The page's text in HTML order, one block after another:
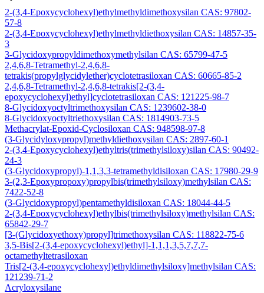
2-(3,4-Epoxycyclohexyl)ethylmethyldimethoxysilan CAS: 97802-
57-8
2-(3,4-Epoxycyclohexyl)ethylmethyldiethoxysilan CAS: 14857-35-
3
3-Glycidoxypropyldimethoxymethylsilan CAS: 65799-47-5
2,4,6,8-Tetramethyl-2,4,6,8-
tetrakis(propylglycidylether)cyclotetrasiloxan CAS: 60665-85-2
2,4,6,8-Tetramethyl-2,4,6,8-tetrakis[2-(3,4-
epoxycyclohexyl)ethyl]cyclotetrasiloxan CAS: 121225-98-7
8-Glycidoxyoctyltrimethoxysilan CAS: 1239602-38-0
8-Glycidoxyoctyltriethoxysilan CAS: 1814903-73-5
Methacrylat-Epoxid-Cyclosiloxan CAS: 948598-97-8
(3-Glycidyloxypropyl)methyldiethoxysilan CAS: 2897-60-1
2-(3,4-Epoxycyclohexyl)ethyltris(trimethylsiloxy)silan CAS: 90492-
24-3
(3-Glycidoxypropyl)-1,1,3,3-tetramethyldisiloxan CAS: 17980-29-9
3-(2,3-Epoxypropoxy)propylbis(trimethylsiloxy)methylsilan CAS:
7422-52-8
(3-Glycidoxypropyl)pentamethyldisiloxan CAS: 18044-44-5
2-(3,4-Epoxycyclohexyl)ethylbis(trimethylsiloxy)methylsilan CAS:
65842-29-7
[3-(Glycidoxyethoxy)propyl]trimethoxysilan CAS: 118822-75-6
3,5-Bis[2-(3,4-epoxycyclohexyl)ethyl]-1,1,1,3,5,7,7,7-
octamethyltetrasiloxan
Tris[2-(3,4-epoxycyclohexyl)ethyldimethylsiloxy]methylsilan CAS:
121239-71-2
Acryloxysilane